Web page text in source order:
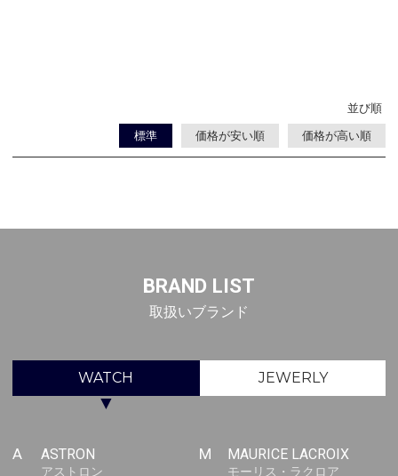
並び順
標準 価格が安い順 価格が高い順
BRAND LIST
取扱いブランド
WATCH JEWERLY
▼
A ASTRON
アストロン
M MAURICE LACROIX
モーリス・ラクロア